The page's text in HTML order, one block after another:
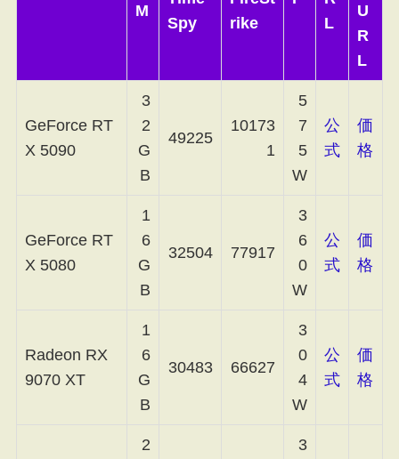
M
Spy
rike
L
U
R
L
GeForce RT
X 5090
3
2
G
B
49225
10173
1
5
7
5
W
公
式
価
格
GeForce RT
X 5080
1
6
G
B
32504 77917
3
6
0
W
公
式
価
格
Radeon RX
9070 XT
1
6
G
B
30483 66627
3
0
4
W
公
式
価
格
2
3